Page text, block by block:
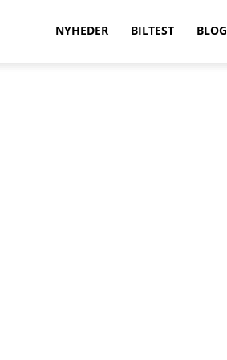
NYHEDER BILTEST BLOG